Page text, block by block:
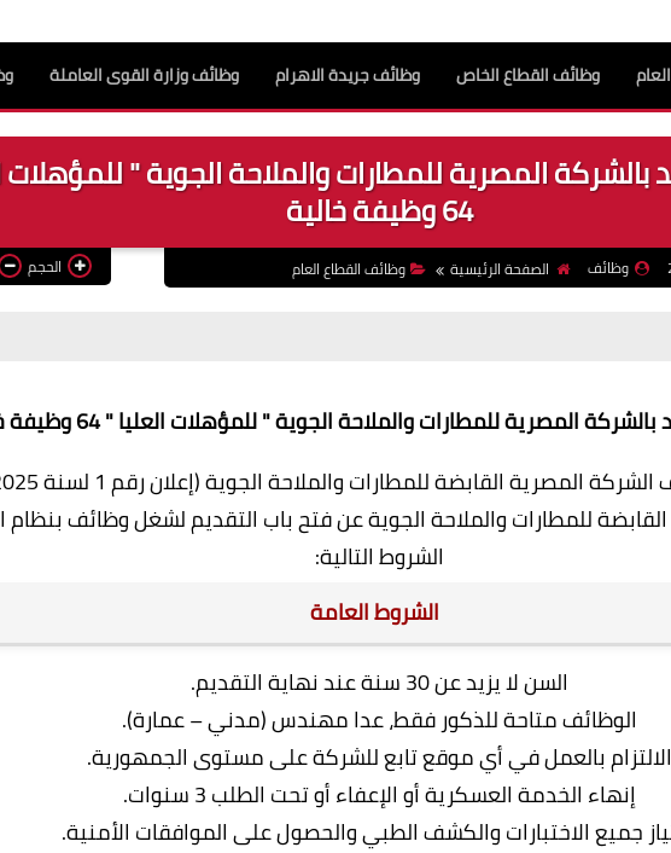
وظائف القطاع الخاص وظائف جريدة الاهرام وظائف وزارة القوى العاملة
بالشركة المصرية للمطارات والملاحة الجوية " للمؤهلات
64 وظيفة خالية
وظائف الصفحة الرئيسية وظائف القطاع العام الحجم
المصرية للمطارات والملاحة الجوية " للمؤهلات العليا " 64 وظيفة خالية
المصرية القابضة للمطارات والملاحة الجوية (إعلان رقم 1 لسنة 2025)
للمطارات والملاحة الجوية عن فتح باب التقديم لشغل وظائف بنظام
الشروط التالية:
الشروط العامة
السن لا يزيد عن 30 سنة عند نهاية التقديم.
الوظائف متاحة للذكور فقط، عدا مهندس (مدني – عمارة).
الالتزام بالعمل في أي موقع تابع للشركة على مستوى الجمهورية.
إنهاء الخدمة العسكرية أو الإعفاء أو تحت الطلب 3 سنوات.
جميع الاختبارات والكشف الطبي والحصول على الموافقات الأمنية.